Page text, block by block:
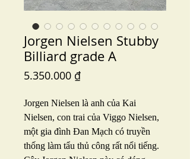
Jorgen Nielsen Stubby
Billiard grade A
5.350.000 ₫Price
Jorgen Nielsen là anh của Kai
Nielsen, con trai của Viggo Nielsen,
một gia đình Đan Mạch có truyền
thống làm tẩu thủ công rất nổi tiếng.